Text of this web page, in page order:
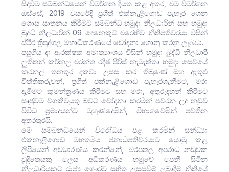
සිදුවීම සම්බන්ධයෙන් විමර්ශන දියත් කළ අතර, එම විමර්ශන
ඔස්සේ, 2019 වසරේදී ප්‍රගීත් එක්නැළිගොඩ පැහැර ගෙන
ගොස් ඝාතනය කිරීමට සම්බන්ධ හමුදා නිලධාරීන් සහ හමුදා
බුද්ධි නිලධාරීන් 09 දෙනෙකුට එරෙහිව නීතිපතිවරයා විසින්
ස්ථීර ත්‍රිපුද්ගල මහාධිකරණයේ චෝදනා ගොනු කරනු ලැබුවා.
පසුගිය දා ආරක්ෂක අමාත්‍යාංශය විසින් හමුදා බුද්ධි නිලධාරී
ලුතිතන් කර්නල් එරන්ත රදීෂ් පීරිස් නැමැත්තා හමුදා සේවයේ
කර්නල් තනතුර දක්වා උසස් කර තිබුණේ ඔහු ඇතුළු
විත්තිකරුවන්, ප්‍රගීත් එක්නැළිගොඩ පැහැරගැනීමට, මරා
දැමීමට කුමන්ත්‍රණය කිරීමට සහ මරා, අතුරුදහන් කිරීමට
සෘජුවම වගකිවයුතු බවට චෝදනා කරමින් පවරන ලද නඩුව
විවිධ ප්‍රමාදයන්ට මුහුණදෙමින්, විභාගවෙමින් පවතින
අතරතුරයි.
මේ සම්බනධයෙන් විරෝධය පළ කරමින් සන්ධ්‍යා
එක්නැළිගොඩ මහත්මිය ජනාධිපතිවරයාට යොමු කළ
ලිපියෙන් අවධාරණය කරන්නේ, බරපතල අපරාධ නඩුවක
චූදිතෙයකු ලෙස අධිකරණය හමුවේ පෙනී සිටින
නිලධාරියකුට රාජ්‍ය ගෞරව සහිත උසස්වීම් ලබාදීම නීතියේ